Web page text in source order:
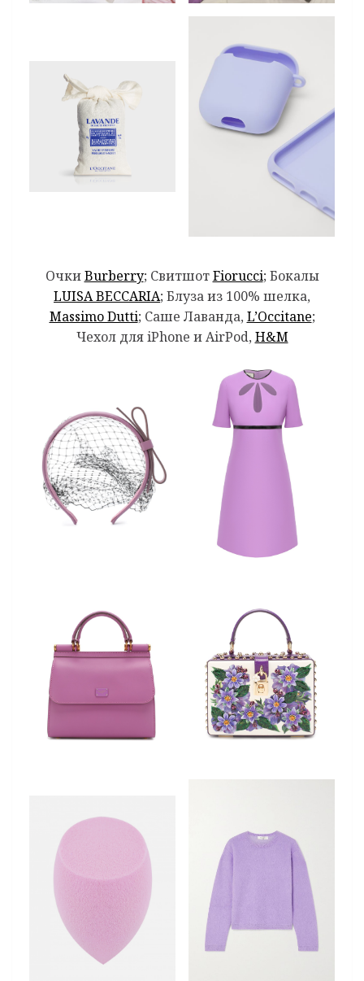
ОчкиBurberry; СвитшотFiorucci; Бокалы
LUISA BECCARIA; Блуза из 100% шелка,
Massimo Dutti; Саше Лаванда, L’Occitane;
Чехол для iPhone и AirPod, H&M